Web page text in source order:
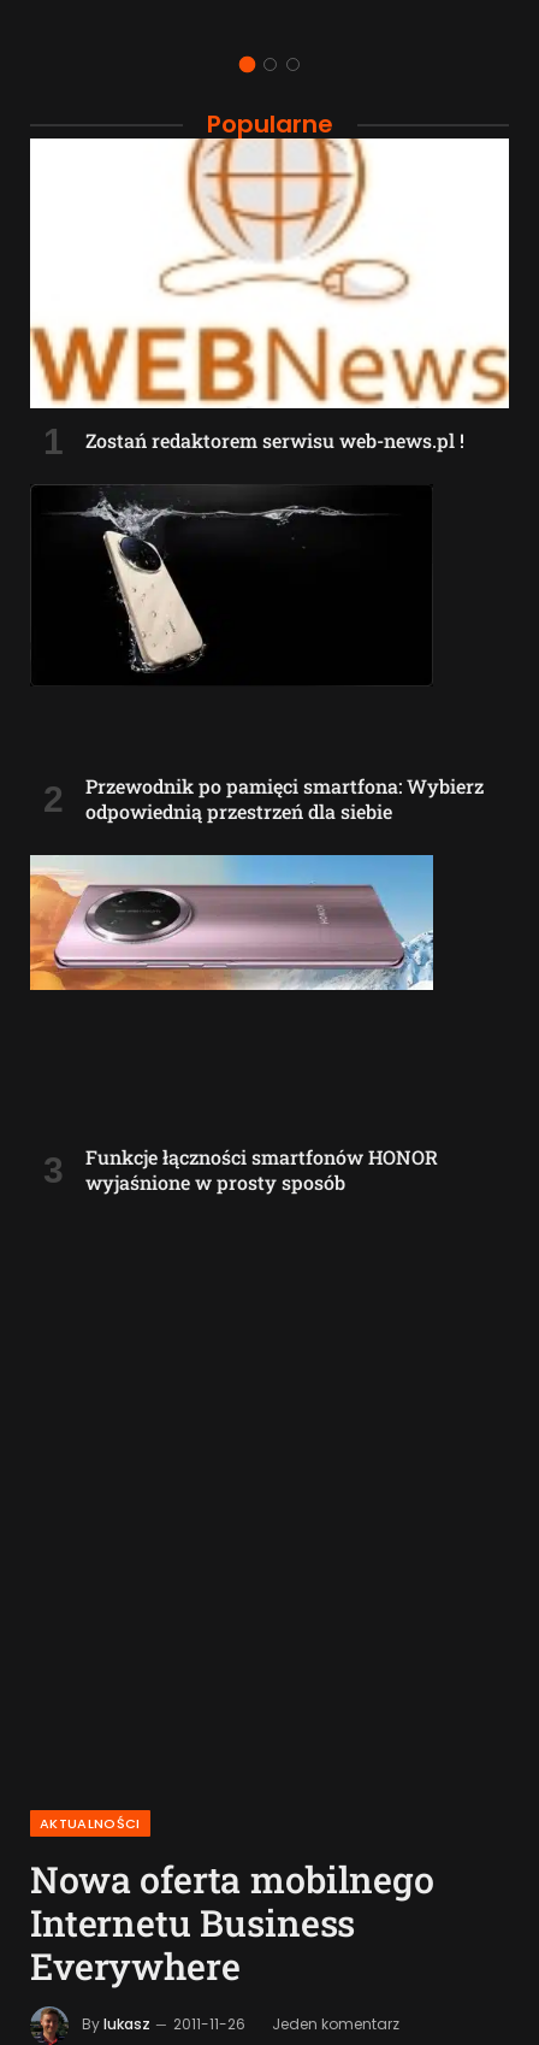
Popularne
Zostań redaktorem serwisu web-news.pl !
Przewodnik po pamięci smartfona: Wybierz
odpowiednią przestrzeń dla siebie
Funkcje łączności smartfonów HONOR
wyjaśnione w prosty sposób
AKTUALNOŚCI
Nowa oferta mobilnego
Internetu Business
Everywhere
Bylukasz 2011-11-26 Jeden komentarz